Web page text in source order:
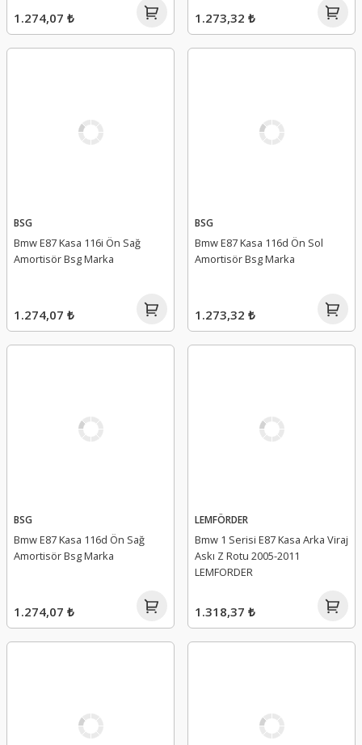
1.274,07 ₺ 1.273,32 ₺
BSG
Bmw E87 Kasa 116i Ön Sağ
Amortisör Bsg Marka
1.274,07 ₺
BSG
Bmw E87 Kasa 116d Ön Sol
Amortisör Bsg Marka
1.273,32 ₺
BSG
Bmw E87 Kasa 116d Ön Sağ
Amortisör Bsg Marka
1.274,07 ₺
LEMFÖRDER
Bmw 1 Serisi E87 Kasa Arka Viraj
Askı Z Rotu 2005-2011
LEMFORDER
1.318,37 ₺